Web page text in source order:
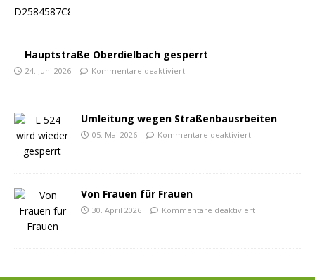
Hauptstraße Oberdielbach gesperrt
24. Juni 2026 Kommentare deaktiviert
Umleitung wegen Straßenbausrbeiten
05. Mai 2026 Kommentare deaktiviert
Von Frauen für Frauen
30. April 2026 Kommentare deaktiviert